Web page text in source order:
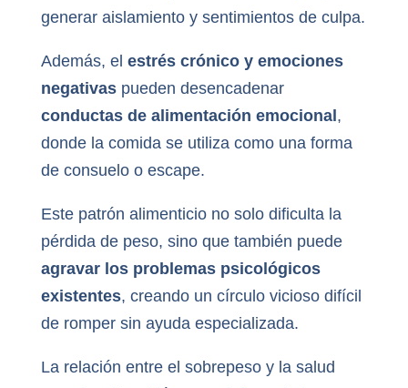
generar aislamiento y sentimientos de culpa.
Además, el estrés crónico y emociones
negativaspueden desencadenar
conductas de alimentación emocional,
donde la comida se utiliza como una forma
de consuelo o escape.
Este patrón alimenticio no solo dificulta la
pérdida de peso, sino que también puede
agravar los problemas psicológicos
existentes, creando un círculo vicioso difícil
de romper sin ayuda especializada.
La relación entre el sobrepeso y la salud